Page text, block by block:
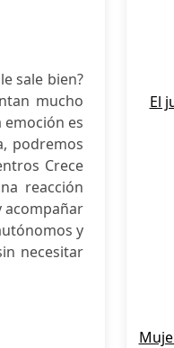
sale bien?
mucho
emoción es
podremos
Crece
reacción
acompañar
y
necesitar
El